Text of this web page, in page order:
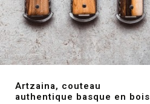
Artzaina, couteau
authentique basque en bois